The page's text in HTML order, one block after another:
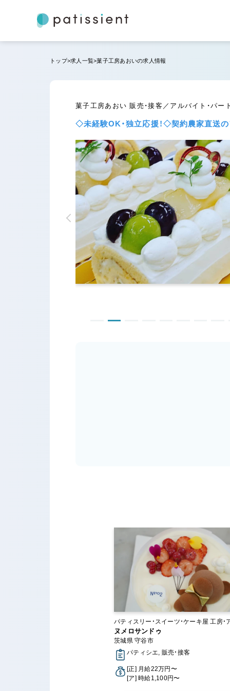
トップ 求人一覧 菓子工房あおいの求人情報
菓子工房あおい 販売・接客／アルバイト・パー
◇未経験OK・独立応援！◇契約農家直送
パティスリー・スイーツ・ケーキ屋 工房・アト
リエ・オンラインショップ
ヌメロサンドゥ
茨城県 守谷市
パティシエ, 販売・接客
[正] 月給22万円〜
[ア] 時給1,100円〜